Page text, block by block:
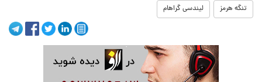
تنگه هرمز لیندسی گراهام